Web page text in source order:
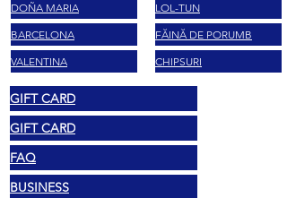
DOÑA MARIA
BARCELONA
VALENTINA
LOL-TUN
FĂINĂ DE PORUMB
CHIPSURI
GIFT CARD
GIFT CARD
FAQ
BUSINESS